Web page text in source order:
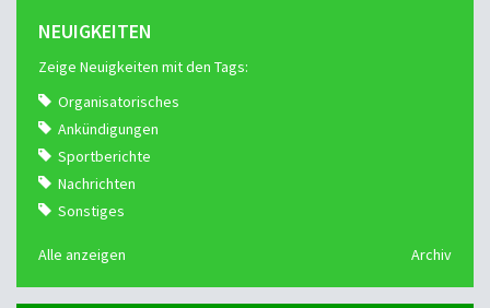
NEUIGKEITEN
Zeige Neuigkeiten mit den Tags:
Organisatorisches
Ankündigungen
Sportberichte
Nachrichten
Sonstiges
Alle anzeigen Archiv